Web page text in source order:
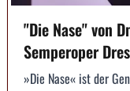
"Die Nase" von
Semperoper
»Die Nase« ist der